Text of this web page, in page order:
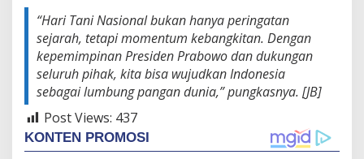
“Hari Tani Nasional bukan hanya peringatan
sejarah, tetapi momentum kebangkitan. Dengan
kepemimpinan Presiden Prabowo dan dukungan
seluruh pihak, kita bisa wujudkan Indonesia
sebagai lumbung pangan dunia,” pungkasnya. [JB]
Post Views: 437